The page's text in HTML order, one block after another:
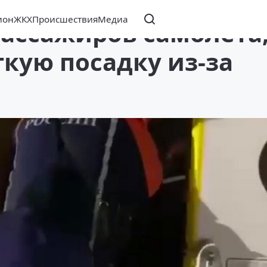
ЖКХПроисшествияМедиа
посадку из-за